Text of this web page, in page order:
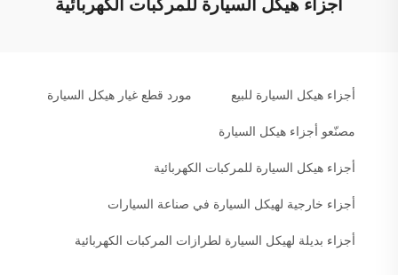
أجزاء هيكل السيارة للبيع مورد قطع غيار هيكل السيارة
مصنّعو أجزاء هيكل السيارة
أجزاء هيكل السيارة للمركبات الكهربائية
أجزاء خارجية لهيكل السيارة في صناعة السيارات
أجزاء بديلة لهيكل السيارة لطرازات المركبات الكهربائية